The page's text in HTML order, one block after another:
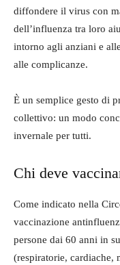
diffondere il virus con
dell’influenza tra loro
intorno agli anziani e
alle complicanze.
È un semplice gesto di
collettivo: un modo
invernale per tutti.
Chi deve
Come indicato nella
vaccinazione
persone dai 60 anni in
(respiratorie, cardiache,